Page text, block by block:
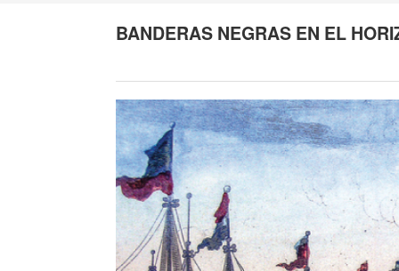
BANDERAS NEGRAS EN EL